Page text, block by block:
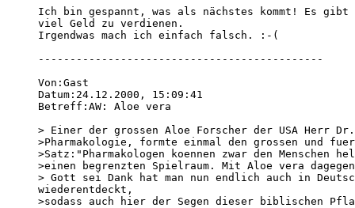
Ich bin gespannt, was als nächstes kommt! Es
viel Geld zu verdienen.
Irgendwas mach ich einfach falsch. :-(
---------------------------------------------
Von:Gast
Datum:24.12.2000, 15:09:41
Betreff:AW: Aloe vera
> Einer der grossen Aloe Forscher der USA Herr
>Pharmakologie, formte einmal den grossen und
>Satz:"Pharmakologen koennen zwar den Menschen
>einen begrenzten Spielraum. Mit Aloe vera
> Gott sei Dank hat man nun endlich auch in
wiederentdeckt,
>sodass auch hier der Segen dieser biblischen